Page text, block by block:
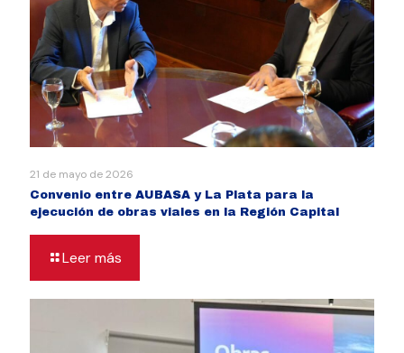
21 de mayo de 2026
Convenio entre AUBASA y La Plata para la
ejecución de obras viales en la Región Capital
Leer más